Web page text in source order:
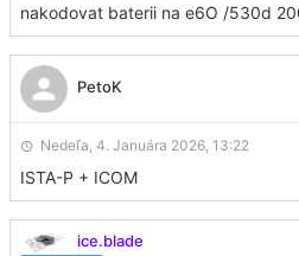
nakodovat baterii na e6O /530d
PetoK
Nedeľa, 4. Januára 2026, 13:22
ISTA-P + ICOM
ice.blade